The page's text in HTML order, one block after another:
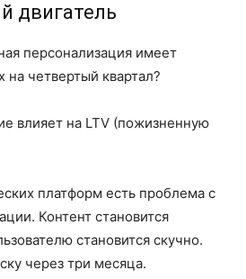
двигатель
персонализация имеет
на четвертый квартал?
влияет на LTV (пожизненную
платформ есть проблема с
Контент становится
становится скучно.
через три месяца.